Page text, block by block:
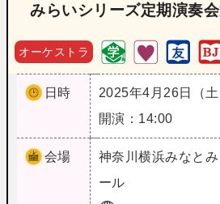
みらいシリーズ定期演奏
オーケストラ
日時
2025年4月26日（土
開演：14:00
会場 神奈川横浜みなと
ール